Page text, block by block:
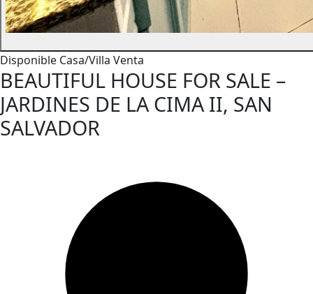
Disponible Casa/Villa Venta
BEAUTIFUL HOUSE FOR SALE –
JARDINES DE LA CIMA II, SAN
SALVADOR